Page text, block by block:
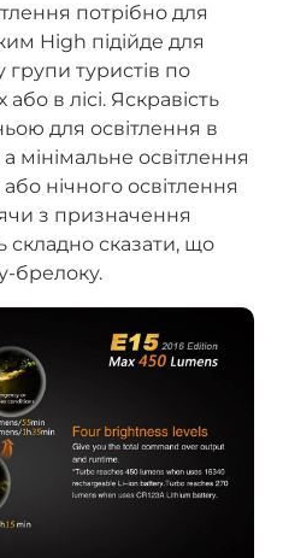
потрібно для
High підійде для
групи туристів по
в лісі. Яскравість
для освітлення в
мінімальне освітлення
нічного освітлення
з призначення
складно сказати, що
брелоку.